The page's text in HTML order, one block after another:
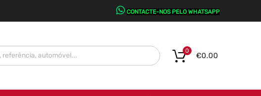
CONTACTE-NOS PELO WHATSAPP
€0.00
0